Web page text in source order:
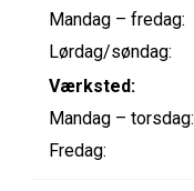
Mandag – fredag:
Lørdag/søndag:
Værksted:
Mandag – torsdag:
Fredag: